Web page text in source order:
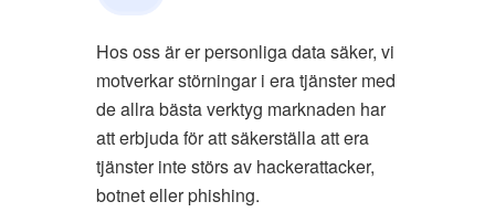
Hos oss är er personliga data säker, vi
motverkar störningar i era tjänster med
de allra bästa verktyg marknaden har
att erbjuda för att säkerställa att era
tjänster inte störs av hackerattacker,
botnet eller phishing.